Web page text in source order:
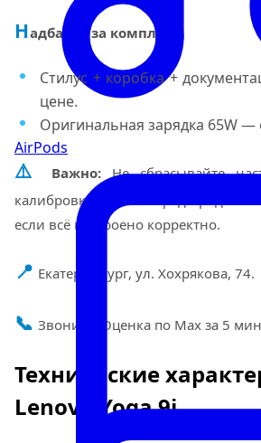
AirPods
Надбавка за комплект:
Стилус + коробка +
цене.
Оригинальная зарядка 65W —
⚠️ Важно:Не сбрасывайте
калибровку экрана перед
если всё настроено корректно.
📍 Екатеринбург, ул. Хохрякова, 74.
📞 Звоните! Оценка по Max за 5
Технические
Lenovo Yoga 9i